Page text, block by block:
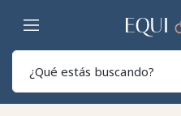
Hogar